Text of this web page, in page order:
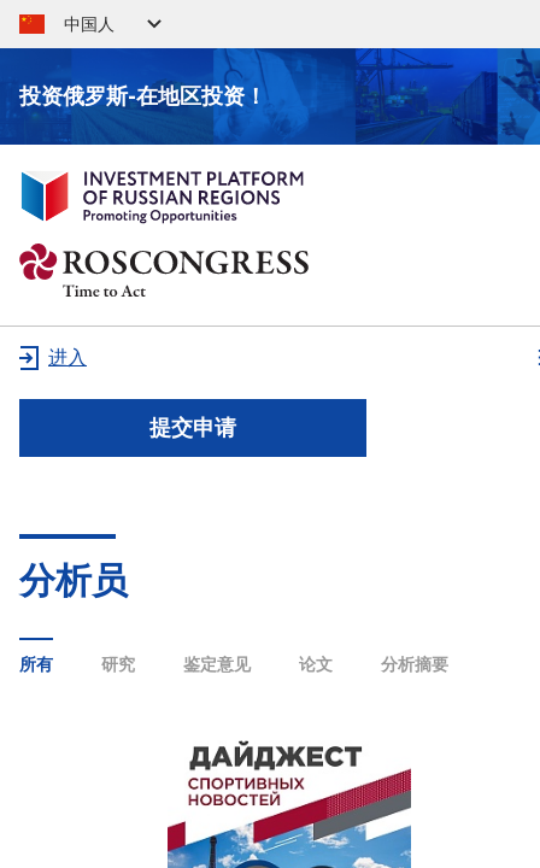
中国人
投资俄罗斯-在地区投资！
提交申请
进入
分析员
所有 研究 鉴定意见 论文 分析摘要